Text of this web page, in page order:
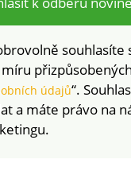
souhlasíte
míru
údajů“.
a máte právo na